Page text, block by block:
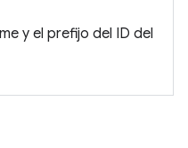
y el prefijo del ID del